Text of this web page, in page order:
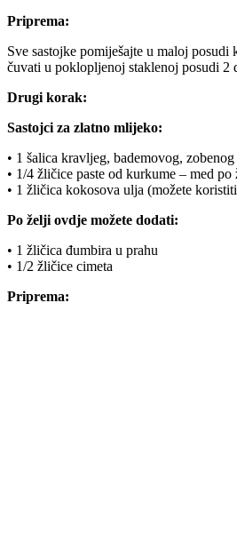
Priprema:
Sve sastojke pomiješajte u maloj
čuvati u poklopljenoj staklenoj posudi 2
Drugi korak:
Sastojci za zlatno mlijeko:
• 1 šalica kravljeg, bademovog,
• 1/4 žličice paste od kurkume – med
• 1 žličica kokosova ulja (možete
Po želji ovdje možete dodati:
• 1 žličica đumbira u prahu
• 1/2 žličice cimeta
Priprema: